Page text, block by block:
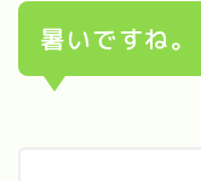
暑いですね。